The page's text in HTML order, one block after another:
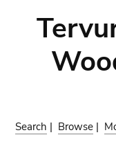
Search | Browse |